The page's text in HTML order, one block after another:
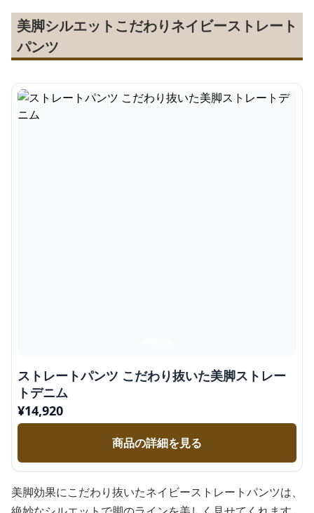
美脚シルエットこだわりネイビーストレート
パンツ
ストレートパンツ こだわり抜いた美脚ストレー
トデニム
¥14,920
商品の詳細を見る
美脚効果にこだわり抜いたネイビーストレートパンツは、